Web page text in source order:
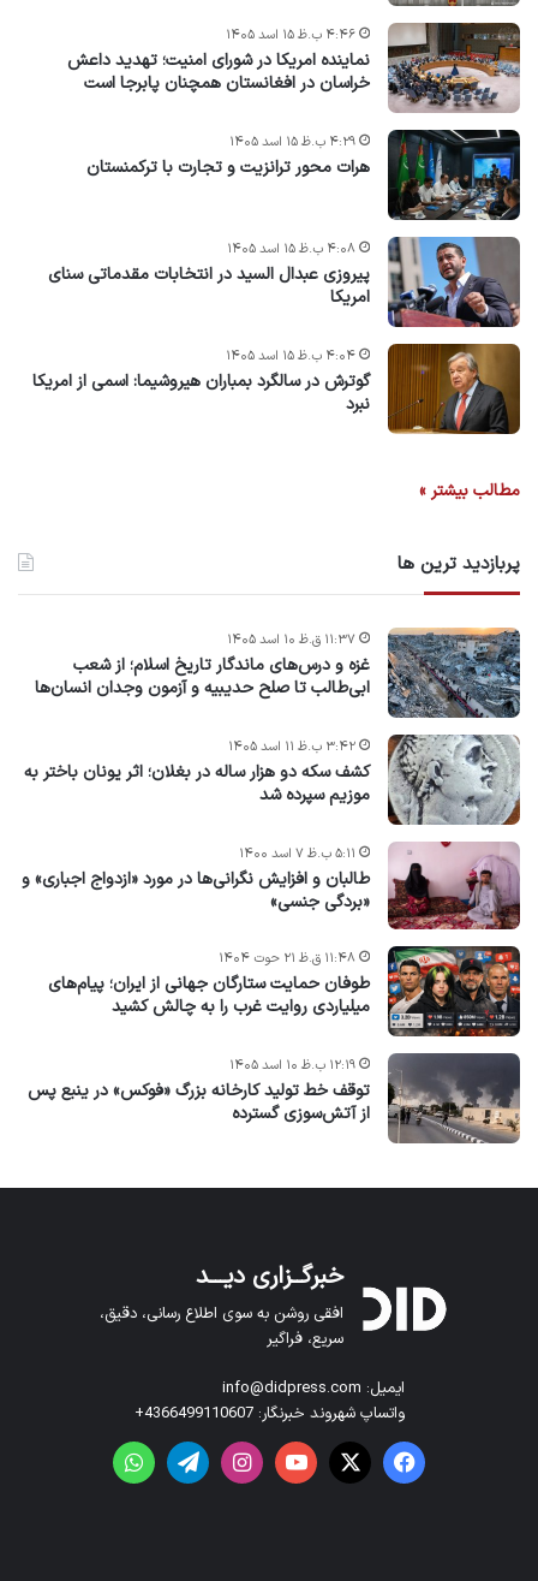
نماینده امریکا در شورای امنیت؛ تهدید داعش
خراسان در افغانستان همچنان پابرجا است
۴:۴۶ ب.ظ ۱۵ اسد ۱۴۰۵
هرات محور ترانزیت و تجارت با ترکمنستان
۴:۲۹ ب.ظ ۱۵ اسد ۱۴۰۵
پیروزی عبدال السید در انتخابات مقدماتی سنای
امریکا
۴:۰۸ ب.ظ ۱۵ اسد ۱۴۰۵
گوترش در سالگرد بمباران هیروشیما: اسمی از امریکا
نبرد
۴:۰۴ ب.ظ ۱۵ اسد ۱۴۰۵
مطالب بیشتر »
پربازدید ترین ها
غزه و درس‌های ماندگار تاریخ اسلام؛ از شعب
ابی‌طالب تا صلح حدیبیه و آزمون وجدان انسان‌ها
۱۱:۳۷ ق.ظ ۱۰ اسد ۱۴۰۵
کشف سکه دو هزار ساله در بغلان؛ اثر یونان باختر به
موزیم سپرده شد
۳:۴۲ ب.ظ ۱۱ اسد ۱۴۰۵
طالبان و افزایش نگرانی‌ها در مورد «ازدواج اجباری» و
«بردگی جنسی»
۵:۱۱ ب.ظ ۷ اسد ۱۴۰۰
طوفان حمایت ستارگان جهانی از ایران؛ پیام‌های
میلیاردی روایت غرب را به چالش کشید
۱۱:۴۸ ق.ظ ۲۱ حوت ۱۴۰۴
توقف خط تولید کارخانه بزرگ «فوکس» در ینبع پس
از آتش‌سوزی گسترده
۱۲:۱۹ ب.ظ ۱۰ اسد ۱۴۰۵
خبرگــزاری دیـــد
افقی روشن به سوی اطلاع رسانی، دقیق،
سریع، فراگیر
ایمیل: info@didpress.com
واتساپ شهروند خبرنگار: 4366499110607+
فیس بوک X یوتیوباینستاگرامتلگرامواتس آپ